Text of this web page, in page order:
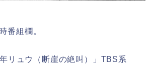
番組欄。
リュウ（断崖の絶叫）」TBS系